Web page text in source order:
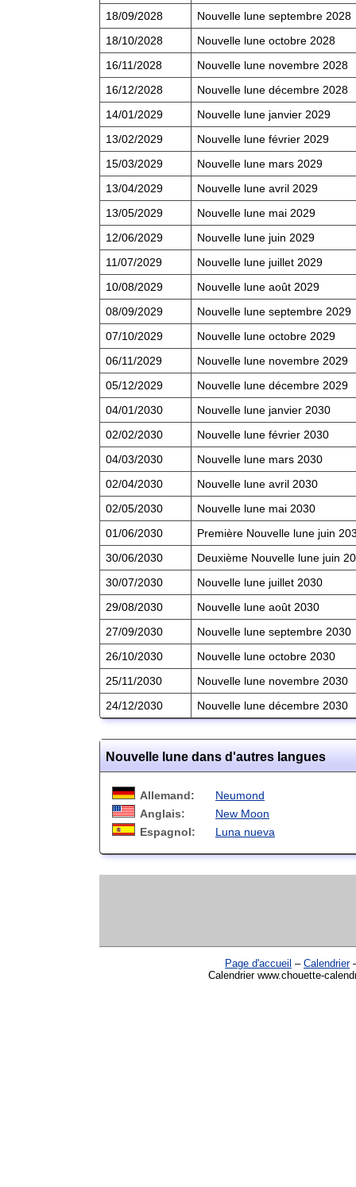
18/09/2028
Nouvelle lune septembre 2028
18/10/2028
Nouvelle lune octobre 2028
16/11/2028
Nouvelle lune novembre 2028
16/12/2028
Nouvelle lune décembre 2028
14/01/2029
Nouvelle lune janvier 2029
13/02/2029
Nouvelle lune février 2029
15/03/2029
Nouvelle lune mars 2029
13/04/2029
Nouvelle lune avril 2029
13/05/2029
Nouvelle lune mai 2029
12/06/2029
Nouvelle lune juin 2029
11/07/2029
Nouvelle lune juillet 2029
10/08/2029
Nouvelle lune août 2029
08/09/2029
Nouvelle lune septembre 2029
07/10/2029
Nouvelle lune octobre 2029
06/11/2029
Nouvelle lune novembre 2029
05/12/2029
Nouvelle lune décembre 2029
04/01/2030
Nouvelle lune janvier 2030
02/02/2030
Nouvelle lune février 2030
04/03/2030
Nouvelle lune mars 2030
02/04/2030
Nouvelle lune avril 2030
02/05/2030
Nouvelle lune mai 2030
01/06/2030
Première Nouvelle lune juin
30/06/2030
Deuxième Nouvelle lune juin
30/07/2030
Nouvelle lune juillet 2030
29/08/2030
Nouvelle lune août 2030
27/09/2030
Nouvelle lune septembre 2030
26/10/2030
Nouvelle lune octobre 2030
25/11/2030
Nouvelle lune novembre 2030
24/12/2030
Nouvelle lune décembre 2030
Nouvelle lune dans d'autres langues
Allemand:
Neumond
Anglais:
New Moon
Espagnol:
Luna nueva
Page d'accueil – Calendrier
Calendrier www.chouette-